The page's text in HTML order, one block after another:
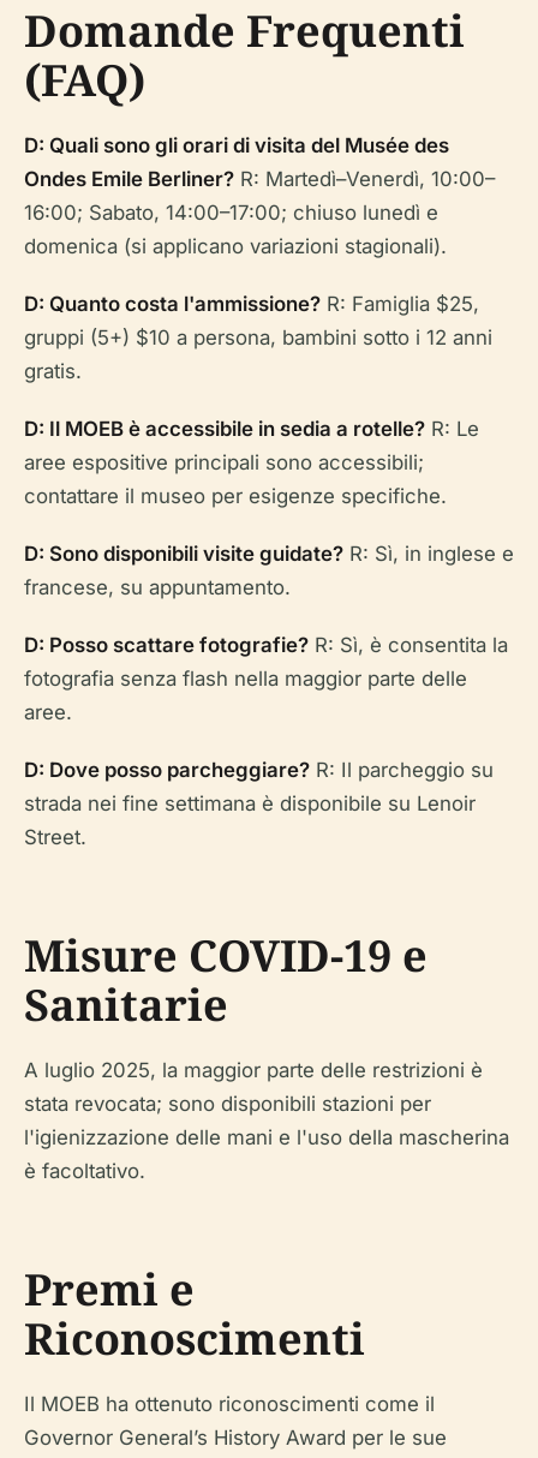
Domande Frequenti
(FAQ)
D: Quali sono gli orari di visita del Musée des
Ondes Emile Berliner? R: Martedì–Venerdì, 10:00–
16:00; Sabato, 14:00–17:00; chiuso lunedì e
domenica (si applicano variazioni stagionali).
D: Quanto costa l'ammissione? R: Famiglia $25,
gruppi (5+) $10 a persona, bambini sotto i 12 anni
gratis.
D: Il MOEB è accessibile in sedia a rotelle? R: Le
aree espositive principali sono accessibili;
contattare il museo per esigenze specifiche.
D: Sono disponibili visite guidate? R: Sì, in inglese e
francese, su appuntamento.
D: Posso scattare fotografie? R: Sì, è consentita la
fotografia senza flash nella maggior parte delle
aree.
D: Dove posso parcheggiare? R: Il parcheggio su
strada nei fine settimana è disponibile su Lenoir
Street.
Misure COVID-19 e
Sanitarie
A luglio 2025, la maggior parte delle restrizioni è
stata revocata; sono disponibili stazioni per
l'igienizzazione delle mani e l'uso della mascherina
è facoltativo.
Premi e
Riconoscimenti
Il MOEB ha ottenuto riconoscimenti come il
Governor General’s History Award per le sue